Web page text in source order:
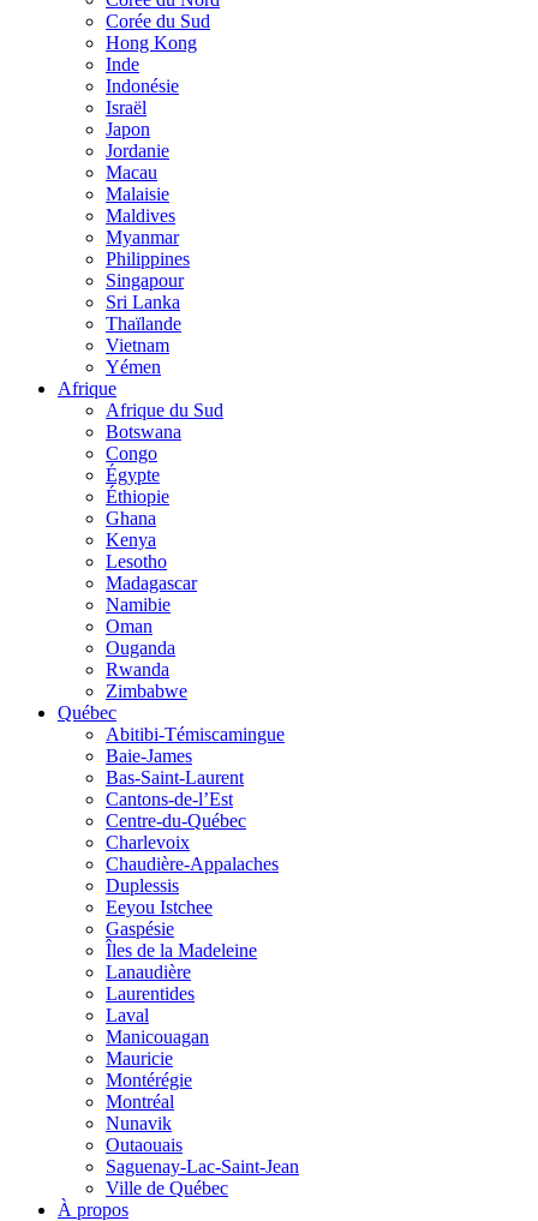
Corée du Sud
Hong Kong
Inde
Indonésie
Israël
Japon
Jordanie
Macau
Malaisie
Maldives
Myanmar
Philippines
Singapour
Sri Lanka
Thaïlande
Vietnam
Yémen
Afrique
Afrique du Sud
Botswana
Congo
Égypte
Éthiopie
Ghana
Kenya
Lesotho
Madagascar
Namibie
Oman
Ouganda
Rwanda
Zimbabwe
Québec
Abitibi-Témiscamingue
Baie-James
Bas-Saint-Laurent
Cantons-de-l’Est
Centre-du-Québec
Charlevoix
Chaudière-Appalaches
Duplessis
Eeyou Istchee
Gaspésie
Îles de la Madeleine
Lanaudière
Laurentides
Laval
Manicouagan
Mauricie
Montérégie
Montréal
Nunavik
Outaouais
Saguenay-Lac-Saint-Jean
Ville de Québec
À propos